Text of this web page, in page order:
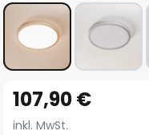
Anfang
der
107,90 €
inkl. MwSt.